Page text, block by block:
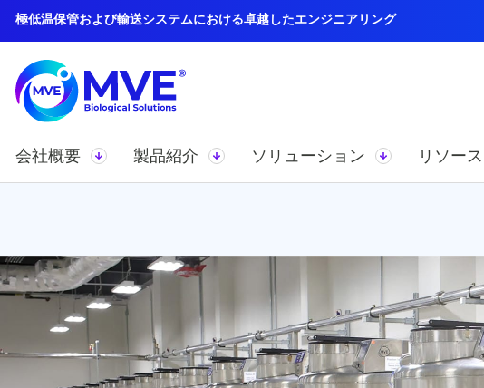
極低温保管および輸送システムにおける卓越したエンジニアリング
会社概要 製品紹介 ソリューション リソース